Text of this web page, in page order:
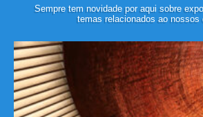
Sempre tem novidade por aqui sobre
temas relacionados ao nossos